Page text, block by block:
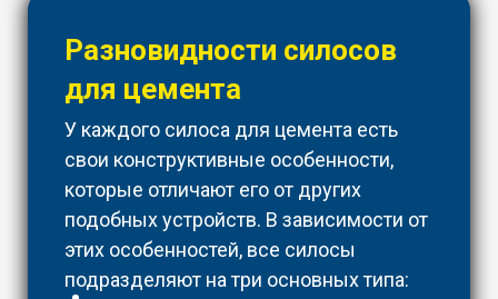
Разновидности силосов
для цемента
У каждого силоса для цемента есть
свои конструктивные особенности,
которые отличают его от других
подобных устройств. В зависимости от
этих особенностей, все силосы
подразделяют на три основных типа: